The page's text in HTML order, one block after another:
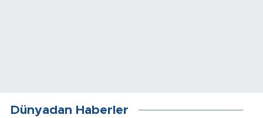
Dünyadan Haberler